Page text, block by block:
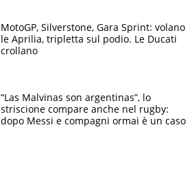
MotoGP, Silverstone, Gara Sprint: volano
le Aprilia, tripletta sul podio. Le Ducati
crollano
“Las Malvinas son argentinas”, lo
striscione compare anche nel rugby:
dopo Messi e compagni ormai è un caso